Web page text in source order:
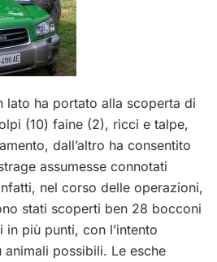
lato ha portato alla scoperta di
(10) faine (2), ricci e talpe,
dall’altro ha consentito
assumesse connotati
nel corso delle operazioni,
stati scoperti ben 28 bocconi
in più punti, con l’intento
possibili. Le esche